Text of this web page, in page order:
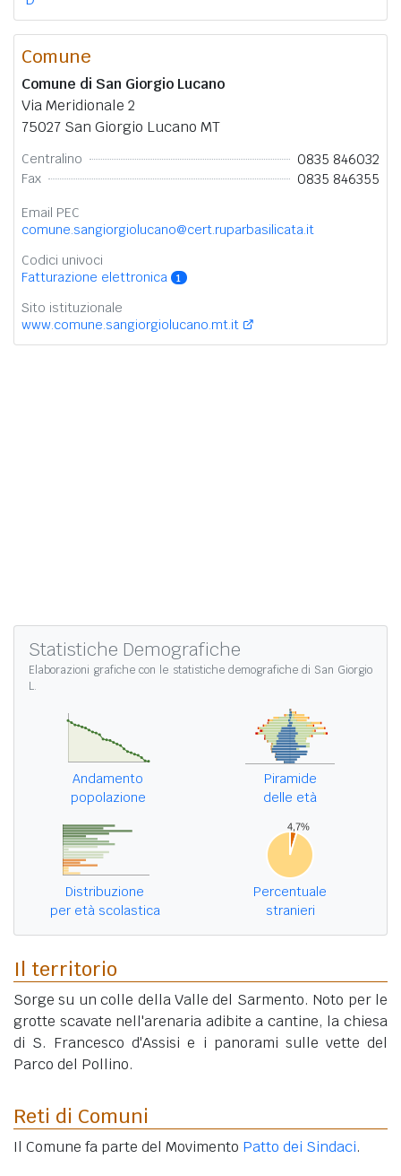
Comune
Comune di San Giorgio Lucano
Via Meridionale 2
75027 San Giorgio Lucano MT
Centralino 0835 846032
Fax 0835 846355
Email PEC
comune.sangiorgiolucano@cert.ruparbasilicata.it
Codici univoci
Fatturazione elettronica
1
Sito istituzionale
www.comune.sangiorgiolucano.mt.it
Statistiche Demografiche
Elaborazioni grafiche con le statistiche demografiche di San Giorgio
L.
Andamento
popolazione
Piramide
delle età
Distribuzione
per età scolastica
Percentuale
stranieri
Il territorio
Sorge su un colle della Valle del Sarmento. Noto per le
grotte scavate nell'arenaria adibite a cantine, la chiesa
di S. Francesco d'Assisi e i panorami sulle vette del
Parco del Pollino.
Reti di Comuni
Il Comune fa parte del Movimento Patto dei Sindaci.